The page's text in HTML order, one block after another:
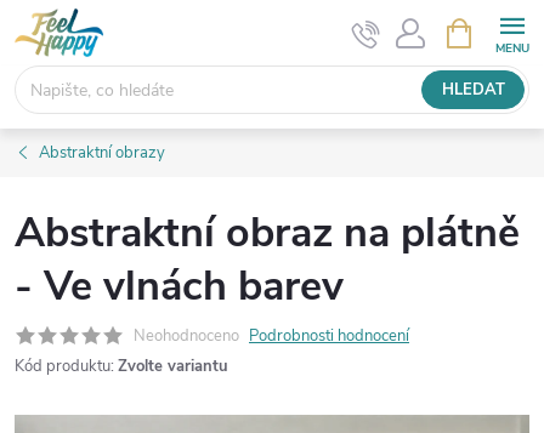
Přejít
na
obsah
HLEDAT
NÁKUPNÍ
KOŠÍK
Abstraktní obrazy
Abstraktní obraz na plátně
- Ve vlnách barev
Neohodnoceno Podrobnosti hodnocení
Kód produktu: Zvolte variantu